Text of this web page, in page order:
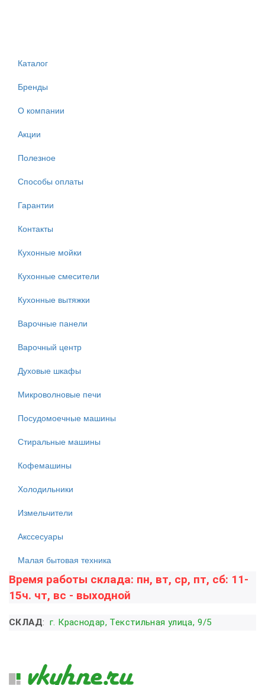
Каталог
Бренды
О компании
Акции
Полезное
Способы оплаты
Гарантии
Контакты
Кухонные мойки
Кухонные смесители
Кухонные вытяжки
Варочные панели
Варочный центр
Духовые шкафы
Микроволновые печи
Посудомоечные машины
Стиральные машины
Кофемашины
Холодильники
Измельчители
Акссесуары
Малая бытовая техника
Время работы склада: пн, вт, ср, пт, сб: 11-
15ч. чт, вс - выходной
СКЛАД: г. Краснодар, Текстильная улица, 9/5